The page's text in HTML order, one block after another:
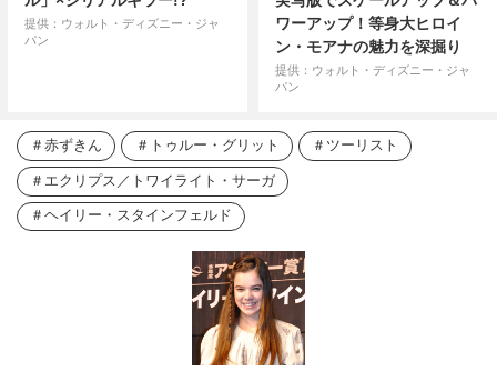
提供：ウォルト・ディズニー・ジャ
パン
ワーアップ！等身大ヒロイ
ン・モアナの魅力を深掘り
提供：ウォルト・ディズニー・ジャ
パン
赤ずきん トゥルー・グリット ツーリスト
エクリプス／トワイライト・サーガ
ヘイリー・スタインフェルド